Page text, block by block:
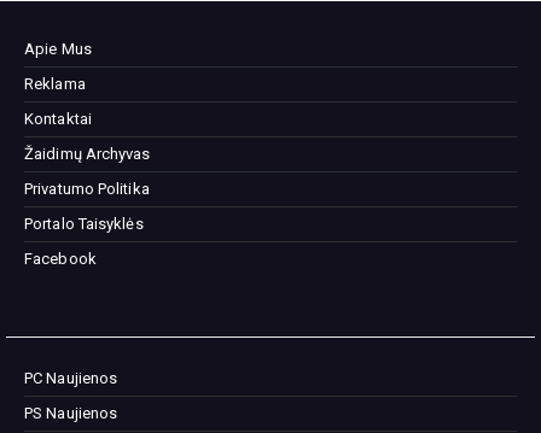
Apie Mus
Reklama
Kontaktai
Žaidimų Archyvas
Privatumo Politika
Portalo Taisyklės
Facebook
PC Naujienos
PS Naujienos